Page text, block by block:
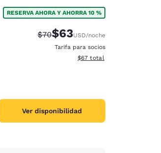
RESERVA AHORA Y AHORRA 10 %
Precio tachado:
$70Precio con descuento:
$63USD/noche
Tarifa para socios
Ver detalles del total
$67 total
Ver disponibilidad